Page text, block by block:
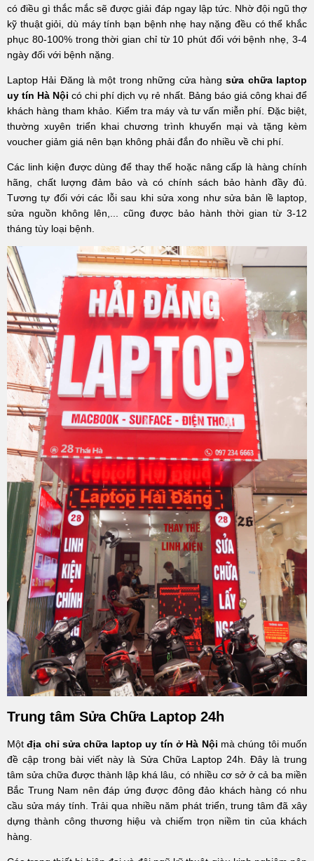
có điều gì thắc mắc sẽ được giải đáp ngay lập tức. Nhờ đội ngũ thợ
kỹ thuật giỏi, dù máy tính bạn bệnh nhẹ hay nặng đều có thể khắc
phục 80-100% trong thời gian chỉ từ 10 phút đối với bệnh nhẹ, 3-4
ngày đối với bệnh nặng.
Laptop Hải Đăng là một trong những cửa hàngsửa chữa laptop
uy tín Hà Nội có chi phí dịch vụ rẻ nhất. Bảng báo giá công khai để
khách hàng tham khảo. Kiểm tra máy và tư vấn miễn phí. Đặc biệt,
thường xuyên triển khai chương trình khuyến mại và tặng kèm
voucher giảm giá nên bạn không phải đắn đo nhiều về chi phí.
Các linh kiện được dùng để thay thế hoặc nâng cấp là hàng chính
hãng, chất lượng đảm bảo và có chính sách bảo hành đầy đủ.
Tương tự đối với các lỗi sau khi sửa xong như sửa bản lề laptop,
sửa nguồn không lên,... cũng được bảo hành thời gian từ 3-12
tháng tùy loại bệnh.
Trung tâm Sửa Chữa Laptop 24h
Mộtđịa chỉ sửa chữa laptop uy tín ở Hà Nội mà chúng tôi muốn
đề cập trong bài viết này là Sửa Chữa Laptop 24h. Đây là trung
tâm sửa chữa được thành lập khá lâu, có nhiều cơ sở ở cả ba miền
Bắc Trung Nam nên đáp ứng được đông đảo khách hàng có nhu
cầu sửa máy tính. Trải qua nhiều năm phát triển, trung tâm đã xây
dựng thành công thương hiệu và chiếm trọn niềm tin của khách
hàng.